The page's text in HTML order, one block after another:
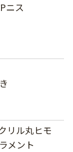
ニス
リル丸ヒモ
メント